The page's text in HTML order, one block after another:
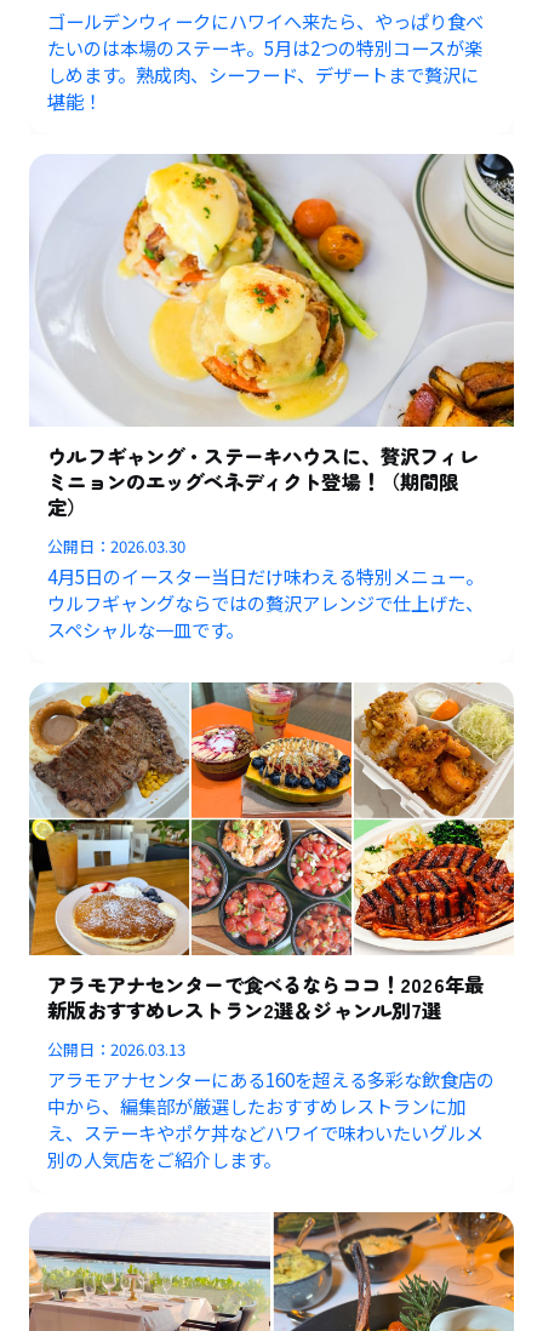
ゴールデンウィークにハワイへ来たら、やっぱり食べ
たいのは本場のステーキ。5月は2つの特別コースが楽
しめます。熟成肉、シーフード、デザートまで贅沢に
堪能！
ウルフギャング・ステーキハウスに、贅沢フィレ
ミニョンのエッグベネディクト登場！（期間限
定）
公開日：2026.03.30
4月5日のイースター当日だけ味わえる特別メニュー。
ウルフギャングならではの贅沢アレンジで仕上げた、
スペシャルな一皿です。
アラモアナセンターで食べるならココ！2026年最
新版おすすめレストラン2選＆ジャンル別7選
公開日：2026.03.13
アラモアナセンターにある160を超える多彩な飲食店の
中から、編集部が厳選したおすすめレストランに加
え、ステーキやポケ丼などハワイで味わいたいグルメ
別の人気店をご紹介します。